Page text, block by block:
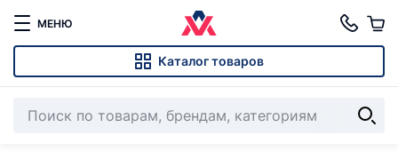
МЕНЮ
Каталог товаров